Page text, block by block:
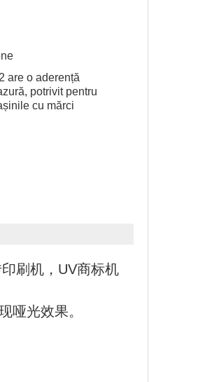
are o aderență
potrivit pentru
cu mărci
刷机，UV商标机
哑光效果。